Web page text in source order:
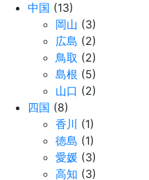
中国 (13)
岡山 (3)
広島 (2)
鳥取 (2)
島根 (5)
山口 (2)
四国 (8)
香川 (1)
徳島 (1)
愛媛 (3)
高知 (3)